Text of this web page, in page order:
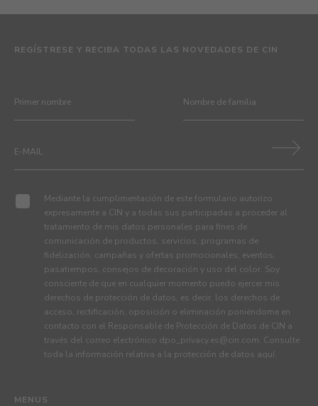
MENUS
REGÍSTRESE Y RECIBA TODAS LAS NOVEDADES DE CIN
Mediante la cumplimentación de este formulario autorizo
expresamente a CIN y a todas sus participadas a proceder al
tratamiento de mis datos personales para fines de
comunicación de productos, servicios, programas de
fidelización, campañas y ofertas promocionales, eventos,
pasatiempos, consejos de decoración y uso del color. Soy
consciente de que en cualquier momento puedo ejercer mis
derechos de protección de datos, es decir, los derechos de
acceso, rectificación, oposición o eliminación poniéndome en
contacto con el Responsable de Protección de Datos de CIN a
través del correo electrónico dpo_privacy.es@cin.com. Consulte
toda la información relativa a la protección de datos aquí.